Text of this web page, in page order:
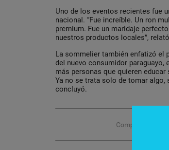
Uno de los eventos recientes fue
nacional. “Fue increíble. Un ron
premium. Fue un maridaje
nuestros productos locales”,
La sommelier también enfatizó el
del nuevo consumidor paraguayo,
más personas que quieren educar
Ya no se trata solo de tomar algo,
concluyó.
Compartir con